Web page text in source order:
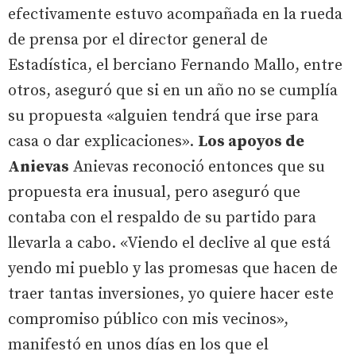
efectivamente estuvo acompañada en la rueda
de prensa por el director general de
Estadística, el berciano Fernando Mallo, entre
otros, aseguró que si en un año no se cumplía
su propuesta «alguien tendrá que irse para
casa o dar explicaciones». Los apoyos de
Anievas Anievas reconoció entonces que su
propuesta era inusual, pero aseguró que
contaba con el respaldo de su partido para
llevarla a cabo. «Viendo el declive al que está
yendo mi pueblo y las promesas que hacen de
traer tantas inversiones, yo quiere hacer este
compromiso público con mis vecinos»,
manifestó en unos días en los que el